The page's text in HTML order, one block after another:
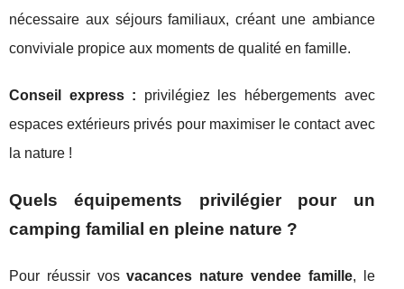
nécessaire aux séjours familiaux, créant une ambiance
conviviale propice aux moments de qualité en famille.
Conseil express : privilégiez les hébergements avec
espaces extérieurs privés pour maximiser le contact avec
la nature !
Quels équipements privilégier pour un
camping familial en pleine nature ?
Pour réussir vosvacances nature vendee famille, le